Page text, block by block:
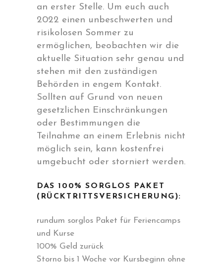
an erster Stelle. Um euch auch
2022 einen unbeschwerten und
risikolosen Sommer zu
ermöglichen, beobachten wir die
aktuelle Situation sehr genau und
stehen mit den zuständigen
Behörden in engem Kontakt.
Sollten auf Grund von neuen
gesetzlichen Einschränkungen
oder Bestimmungen die
Teilnahme an einem Erlebnis nicht
möglich sein, kann kostenfrei
umgebucht oder storniert werden.
DAS 100% SORGLOS PAKET
(RÜCKTRITTSVERSICHERUNG):
rundum sorglos Paket für Feriencamps
und Kurse
100% Geld zurück
Storno bis 1 Woche vor Kursbeginn ohne